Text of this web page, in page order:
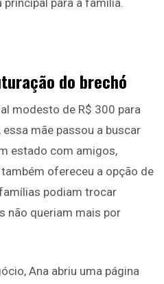
para a família.
do brechó
modesto de R$ 300 para
mãe passou a buscar
estado com amigos,
ofereceu a opção de
podiam trocar
não queriam mais por
Ana abriu uma página